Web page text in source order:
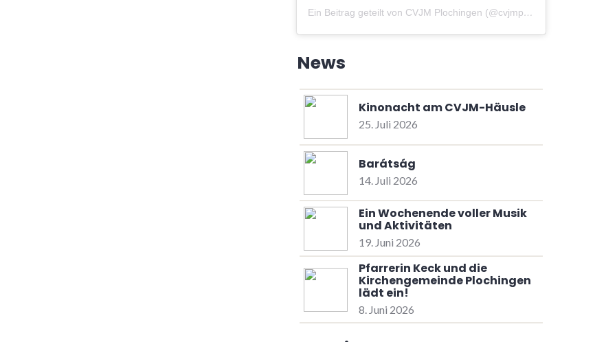
Ein Beitrag geteilt von CVJM Plochingen (@cvjmplochingen)
News
Kinonacht am CVJM-Häusle
25. Juli 2026
Barátság
14. Juli 2026
Ein Wochenende voller Musik
und Aktivitäten
19. Juni 2026
Pfarrerin Keck und die
Kirchengemeinde Plochingen
lädt ein!
8. Juni 2026